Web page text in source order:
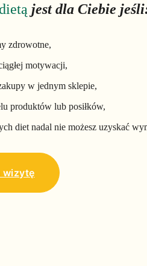
jest dla Ciebie
zdrowotne,
motywacji,
w jednym sklepie,
produktów lub posiłków,
diet nadal nie możesz uzyskać
wizytę